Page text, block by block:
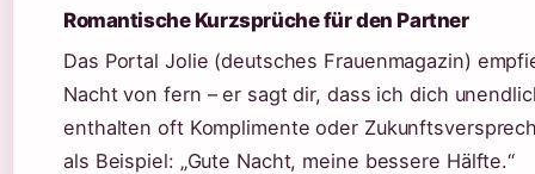
Romantische Kurzsprüche für den Partner
Das Portal Jolie (deutsches Frauenmagazin)
Nacht von fern – er sagt dir, dass ich dich
enthalten oft Komplimente oder
als Beispiel: „Gute Nacht, meine bessere Hälfte.“